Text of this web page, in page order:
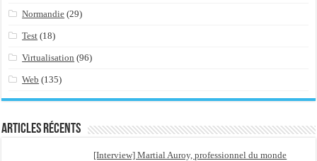
Normandie (29)
Test (18)
Virtualisation (96)
Web (135)
Articles récents
[Interview] Martial Auroy, professionnel du monde